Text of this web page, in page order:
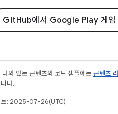
GitHub에서 Google Play 게임
나와 있는 콘텐츠와 코드 샘플에는 콘텐츠
다.
트: 2025-07-26(UTC)